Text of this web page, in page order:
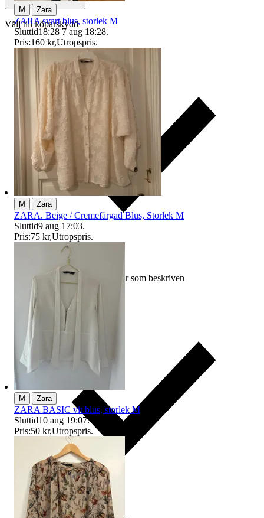
Välj till köparskydd
Ersättning om varan inte är som beskriven
M | Zara
ZARA svart blus, storlek M
Sluttid18:28 7 aug 18:28.
Pris:160 kr,Utropspris.
M | Zara
ZARA. Beige / Cremefärgad Blus, Storlek M
Sluttid9 aug 17:03.
Pris:75 kr,Utropspris.
M | Zara
ZARA BASIC vit blus, storlek M
Sluttid10 aug 19:07.
Pris:50 kr,Utropspris.